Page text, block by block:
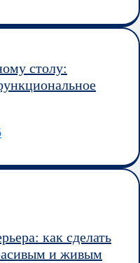
столу:
как сделать
и живым